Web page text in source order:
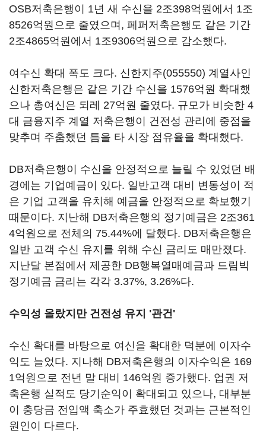
OSB저축은행이 1년 새 수신을 2조398억원에서 1조
8526억원으로 줄였으며, 페퍼저축은행도 같은 기간
2조4865억원에서 1조9306억원으로 감소했다.
여수신 확대 폭도 크다. 신한지주(055550) 계열사인
신한저축은행은 같은 기간 수신을 1576억원 확대했
으나 총여신은 되레 27억원 줄였다. 규모가 비슷한 4
대 금융지주 계열 저축은행이 건전성 관리에 중점을
맞추며 주춤했던 틈을 타 시장 점유율을 확대했다.
DB저축은행이 수신을 안정적으로 늘릴 수 있었던 배
경에는 기업예금이 있다. 일반고객 대비 변동성이 적
은 기업 고객을 유치해 예금을 안정적으로 확보했기
때문이다. 지난해 DB저축은행의 정기예금은 2조361
4억원으로 전체의 75.44%에 달했다. DB저축은행은
일반 고객 수신 유지를 위해 수신 금리도 매만졌다.
지난달 본점에서 제공한 DB행복열매예금과 드림빅
정기예금 금리는 각각 3.37%, 3.26%다.
수익성 올랐지만 건전성 유지 '관건'
수신 확대를 바탕으로 여신을 확대한 덕분에 이자수
익도 늘었다. 지나해 DB저축은행의 이자수익은 169
1억원으로 전년 말 대비 146억원 증가했다. 업권 저
축은행 실적도 당기순익이 확대되고 있으나, 대부분
이 충당금 전입액 축소가 주효했던 것과는 근본적인
원인이 다르다.